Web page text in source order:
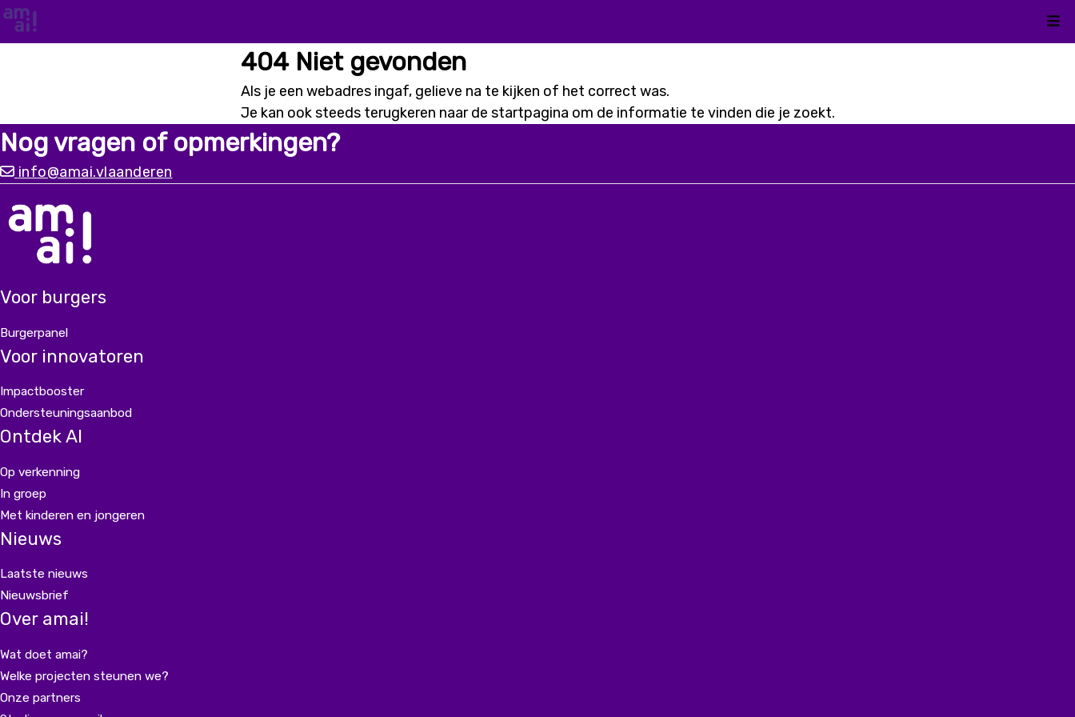
404 Niet gevonden
Als je een webadres ingaf, gelieve na te kijken of het correct was.
Je kan ook steeds terugkeren naar de startpagina om de informatie te vinden die je zoekt.
Nog vragen of opmerkingen?
info@amai.vlaanderen
Voor burgers
Burgerpanel
Voor innovatoren
Impactbooster
Ondersteuningsaanbod
Ontdek AI
Op verkenning
In groep
Met kinderen en jongeren
Nieuws
Laatste nieuws
Nieuwsbrief
Over amai!
Wat doet amai?
Welke projecten steunen we?
Onze partners